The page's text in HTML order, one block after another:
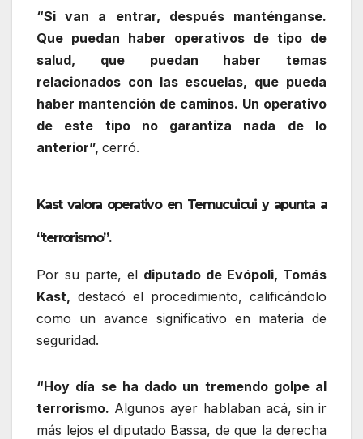
“Si van a entrar, después manténganse.
Que puedan haber operativos de tipo de
salud, que puedan haber temas
relacionados con las escuelas, que pueda
haber mantención de caminos. Un operativo
de este tipo no garantiza nada de lo
anterior”, cerró.
Kast valora operativo en Temucuicui y apunta a
“terrorismo”.
Por su parte, el diputado de Evópoli, Tomás
Kast, destacó el procedimiento, calificándolo
como un avance significativo en materia de
seguridad.
“Hoy día se ha dado un tremendo golpe al
terrorismo. Algunos ayer hablaban acá, sin ir
más lejos el diputado Bassa, de que la derecha